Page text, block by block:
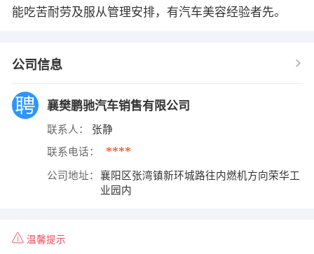
能吃苦耐劳及服从管理安排，有汽车美容经验者先。
公司信息
襄樊鹏驰汽车销售有限公司
联系人： 张静
联系电话： ****
公司地址：
襄阳区张湾镇新环城路往内燃机方向荣华工
业园内
温馨提示